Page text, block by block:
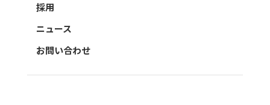
採用
ニュース
お問い合わせ